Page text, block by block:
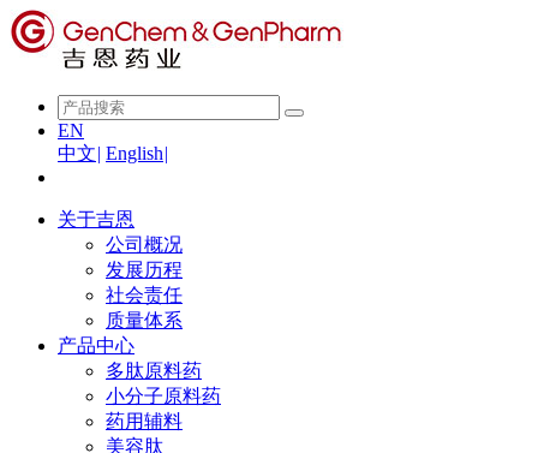
EN
中文| English|
关于吉恩
公司概况
发展历程
社会责任
质量体系
产品中心
多肽原料药
小分子原料药
药用辅料
美容肽